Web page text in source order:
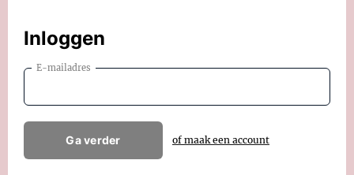
Inloggen
E-mailadres
Ga verder of maak een account